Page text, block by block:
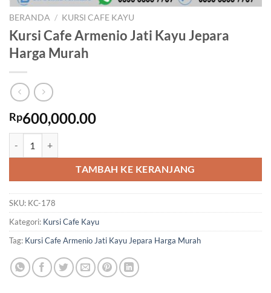
BERANDA / KURSI CAFE KAYU
Kursi Cafe Armenio Jati Kayu Jepara
Harga Murah
Rp600,000.00
TAMBAH KE KERANJANG
SKU: KC-178
Kategori: Kursi Cafe Kayu
Tag: Kursi Cafe Armenio Jati Kayu Jepara Harga Murah